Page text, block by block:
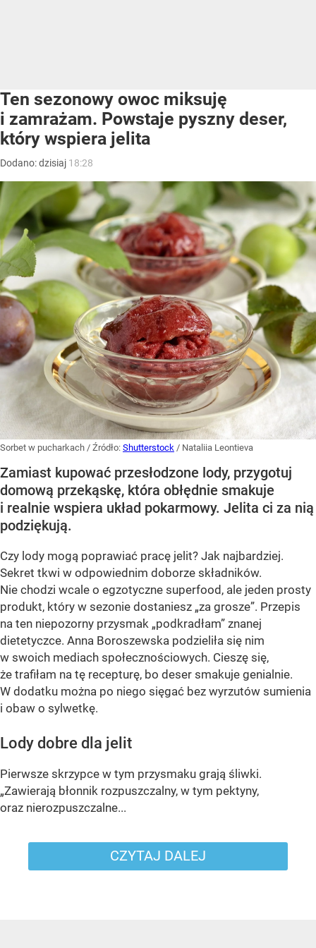
Ten sezonowy owoc miksuję
i zamrażam. Powstaje pyszny deser,
który wspiera jelita
Dodano:dzisiaj 18:28
Sorbet w pucharkach / Źródło: Shutterstock / Nataliia Leontieva
Zamiast kupować przesłodzone lody, przygotuj
domową przekąskę, która obłędnie smakuje
i realnie wspiera układ pokarmowy. Jelita ci za nią
podziękują.
Czy lody mogą poprawiać pracę jelit? Jak najbardziej.
Sekret tkwi w odpowiednim doborze składników.
Nie chodzi wcale o egzotyczne superfood, ale jeden prosty
produkt, który w sezonie dostaniesz „za grosze”. Przepis
na ten niepozorny przysmak „podkradłam” znanej
dietetyczce. Anna Boroszewska podzieliła się nim
w swoich mediach społecznościowych. Cieszę się,
że trafiłam na tę recepturę, bo deser smakuje genialnie.
W dodatku można po niego sięgać bez wyrzutów sumienia
i obaw o sylwetkę.
Lody dobre dla jelit
Pierwsze skrzypce w tym przysmaku grają śliwki.
„Zawierają błonnik rozpuszczalny, w tym pektyny,
oraz nierozpuszczalne...
CZYTAJ DALEJ